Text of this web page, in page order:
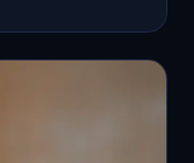
งบอย่างไรไม่